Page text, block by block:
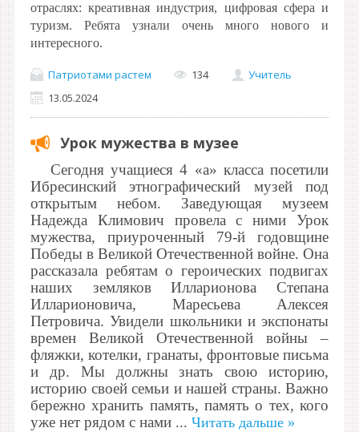
отраслях: креативная индустрия, цифровая сфера и
туризм. Ребята узнали очень много нового и
интересного.
Патриотами растем 134
Учитель
13.05.2024
Урок мужества в музее
Сегодня учащиеся 4 «а» класса посетили
Ибресинский этнографический музей под
открытым небом. Заведующая музеем
Надежда Климович провела с ними Урок
мужества, приуроченный 79-й годовщине
Победы в Великой Отечественной войне. Она
рассказала ребятам о героических подвигах
наших земляков Илларионова Степана
Илларионовича, Маресьева Алексея
Петровича. Увидели школьники и экспонаты
времен Великой Отечественной войны –
фляжки, котелки, гранаты, фронтовые письма
и др. Мы должны знать свою историю,
историю своей семьи и нашей страны. Важно
бережно хранить память, память о тех, кого
уже нет рядом с нами ... Читать дальше »